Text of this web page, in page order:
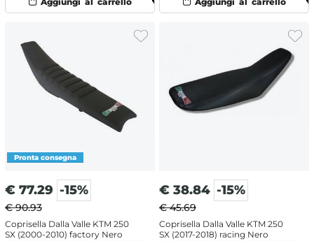
€ 77.29 -15%
€ 90.93
Coprisella Dalla Valle KTM 250
SX (2000-2010) factory Nero
€ 38.84 -15%
€ 45.69
Coprisella Dalla Valle KTM 250
SX (2017-2018) racing Nero